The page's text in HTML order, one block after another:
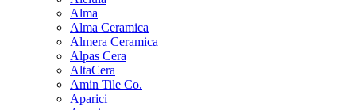
Alma
Alma Ceramica
Almera Ceramica
Alpas Cera
AltaCera
Amin Tile Co.
Aparici